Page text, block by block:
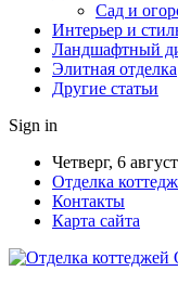
Сад и
Интерьер и
Ландшафтный
Элитная отделка
Другие статьи
Sign in
Четверг, 6
Отделка
Контакты
Карта сайта